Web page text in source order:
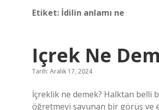
Etiket: İdilin anlamı ne
Içrek Ne
Tarih: Aralık 17, 2024
İçreklik ne demek? Halktan belli
öğretmeyi savunan bir görüş ve